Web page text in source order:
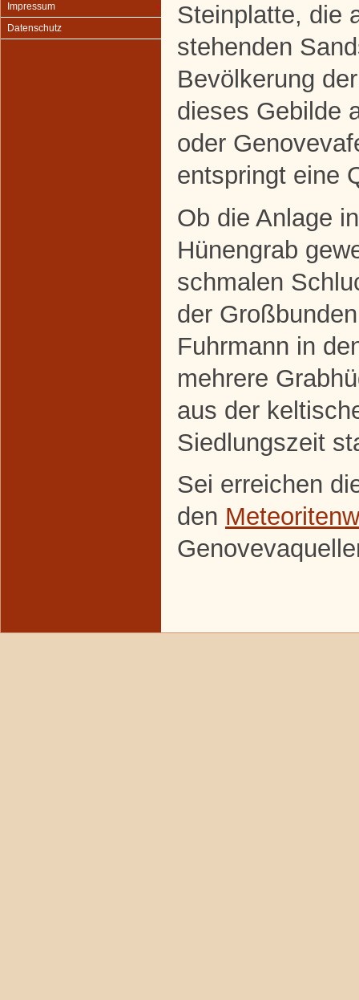
Impressum
Datenschutz
Steinplatte, die
stehenden
Bevölkerung
dieses Gebilde
oder
entspringt eine
Ob die Anlage
Hünengrab
schmalen
der
Fuhrmann in
mehrere
aus der
Siedlungszeit
Sei erreichen
den